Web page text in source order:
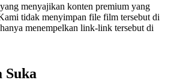
menyajikan konten premium yang
tidak menyimpan file film tersebut di
menempelkan link-link tersebut di
Suka